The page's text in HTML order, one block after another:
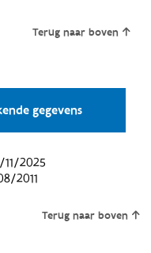
Terug naar boven
gegevens
11/2025
2011
Terug naar boven